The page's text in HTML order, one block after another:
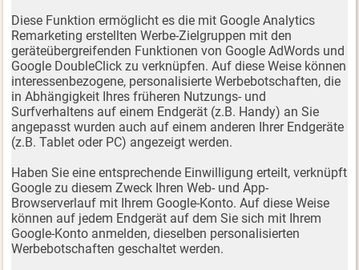
Diese Funktion ermöglicht es die mit Google Analytics
Remarketing erstellten Werbe-Zielgruppen mit den
geräteübergreifenden Funktionen von Google AdWords und
Google DoubleClick zu verknüpfen. Auf diese Weise können
interessenbezogene, personalisierte Werbebotschaften, die
in Abhängigkeit Ihres früheren Nutzungs- und
Surfverhaltens auf einem Endgerät (z.B. Handy) an Sie
angepasst wurden auch auf einem anderen Ihrer Endgeräte
(z.B. Tablet oder PC) angezeigt werden.
Haben Sie eine entsprechende Einwilligung erteilt, verknüpft
Google zu diesem Zweck Ihren Web- und App-
Browserverlauf mit Ihrem Google-Konto. Auf diese Weise
können auf jedem Endgerät auf dem Sie sich mit Ihrem
Google-Konto anmelden, dieselben personalisierten
Werbebotschaften geschaltet werden.